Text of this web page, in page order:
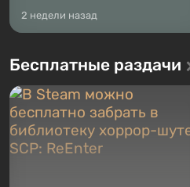
2 недели назад
Бесплатные раздачи